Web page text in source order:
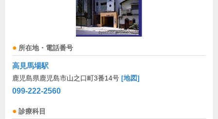
所在地・電話番号
高見馬場駅
鹿児島県鹿児島市山之口町3番14号 [地図]
099-222-2560
診療科目